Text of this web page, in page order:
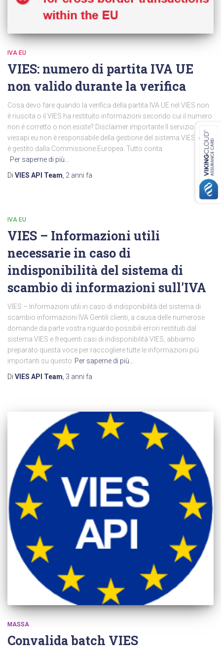
IVA EU
VIES: numero di partita IVA UE
non valido durante la verifica
Cosa devo fare quando la verifica della partita IVA UE nel VIES non
è riuscita o il VIES ha restituito informazioni secondo cui il numero
non è corretto o non esiste? Disclaimer importante Il servizio
viesapi.eu non è responsabile della gestione del sistema VIES, che
è gestito dalla Commissione Europea. Tutto conta
Per saperne di più…
Di VIES API Team 2 anni fa
IVA EU
VIES – Informazioni utili
necessarie in caso di
indisponibilità del sistema di
scambio di informazioni sull'IVA
VIES – Informazioni utili in caso di indisponibilità del sistema di
scambio informazioni IVA Gentili clienti, a causa delle numerose
domande da parte vostra riguardo possibili errori restituiti dal
sistema VIES e frequenti casi di indisponibilità VIES, abbiamo
preparato questa voce per raccogliere tutte le informazioni più
importanti su questo Per saperne di più…
Di VIES API Team 3 anni fa
MASSA
Convalida batch VIES